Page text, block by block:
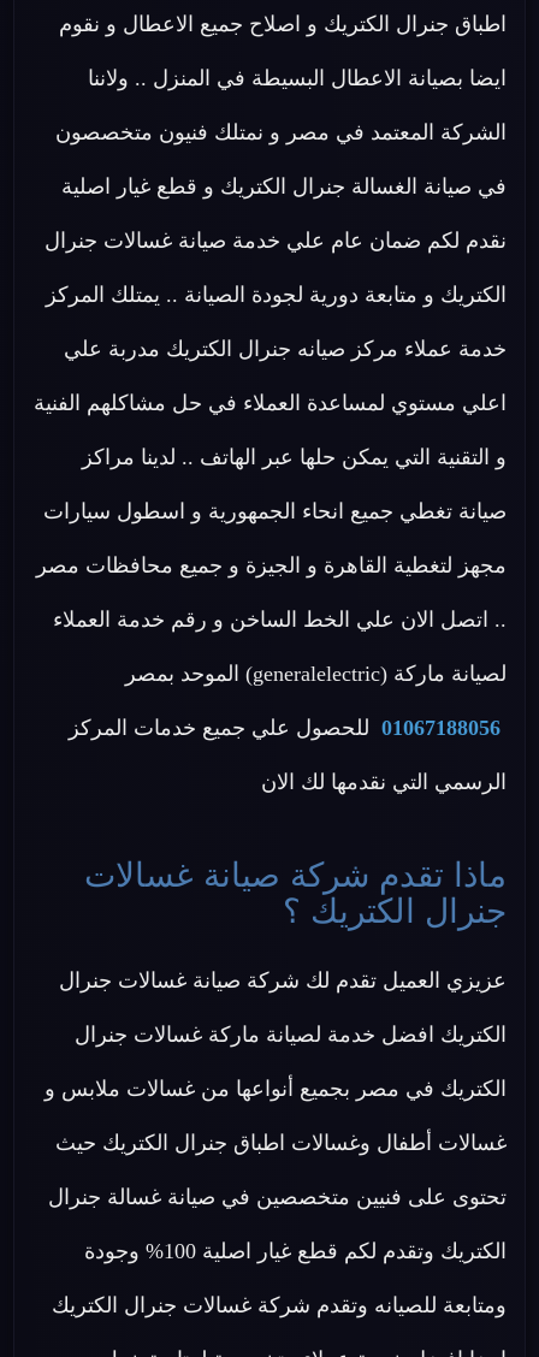
اطباق جنرال الكتريك و اصلاح جميع الاعطال و نقوم
ايضا بصيانة الاعطال البسيطة في المنزل .. ولاننا
الشركة المعتمد في مصر و نمتلك فنيون متخصصون
في صيانة الغسالة جنرال الكتريك و قطع غيار اصلية
نقدم لكم ضمان عام علي خدمة صيانة غسالات جنرال
الكتريك و متابعة دورية لجودة الصيانة .. يمتلك المركز
خدمة عملاء مركز صيانه جنرال الكتريك مدربة علي
اعلي مستوي لمساعدة العملاء في حل مشاكلهم الفنية
و التقنية التي يمكن حلها عبر الهاتف .. لدينا مراكز
صيانة تغطي جميع انحاء الجمهورية و اسطول سيارات
مجهز لتغطية القاهرة و الجيزة و جميع محافظات مصر
.. اتصل الان علي الخط الساخن و رقم خدمة العملاء
لصيانة ماركة (generalelectric) الموحد بمصر
01067188056 للحصول علي جميع خدمات المركز
الرسمي التي نقدمها لك الان
ماذا تقدم شركة صيانة غسالات
جنرال الكتريك ؟
عزيزي العميل تقدم لك شركة صيانة غسالات جنرال
الكتريك افضل خدمة لصيانة ماركة غسالات جنرال
الكتريك في مصر بجميع أنواعها من غسالات ملابس و
غسالات أطفال وغسالات اطباق جنرال الكتريك حيث
تحتوى على فنيين متخصصين في صيانة غسالة جنرال
الكتريك وتقدم لكم قطع غيار اصلية 100% وجودة
ومتابعة للصيانه وتقدم شركة غسالات جنرال الكتريك